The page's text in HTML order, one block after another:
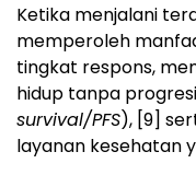
Ketika menjalani
memperoleh
tingkat respons,
hidup tanpa
survival/PFS), [9]
layanan kesehatan